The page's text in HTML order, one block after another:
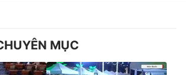
Ghi rõ nguồn VTV.vn khi phát hành lại
MỤC